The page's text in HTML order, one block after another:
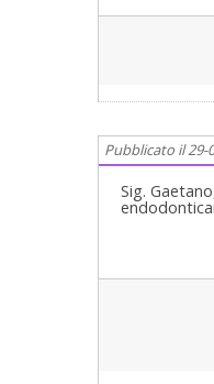
Pubblicato il 29-
Sig.